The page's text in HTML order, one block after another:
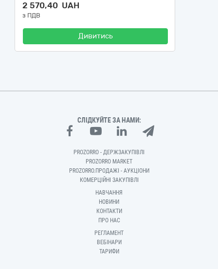
2 570,40 UAH
з ПДВ
Дивитись
СЛІДКУЙТЕ ЗА НАМИ:
PROZORRO - ДЕРЖЗАКУПІВЛІ
PROZORRO MARKET
PROZORRO.ПРОДАЖІ - АУКЦІОНИ
КОМЕРЦІЙНІ ЗАКУПІВЛІ
НАВЧАННЯ
НОВИНИ
КОНТАКТИ
ПРО НАС
РЕГЛАМЕНТ
ВЕБІНАРИ
ТАРИФИ